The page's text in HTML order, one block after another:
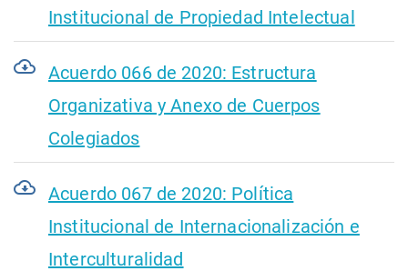
Institucional de Propiedad Intelectual
Acuerdo 066 de 2020: Estructura
Organizativa y Anexo de Cuerpos
Colegiados
Acuerdo 067 de 2020: Política
Institucional de Internacionalización e
Interculturalidad